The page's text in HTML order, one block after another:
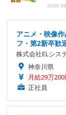
アニメ・映像
フ・第2新卒歓
株式会社ELシス
神奈川県
月給29万
正社員